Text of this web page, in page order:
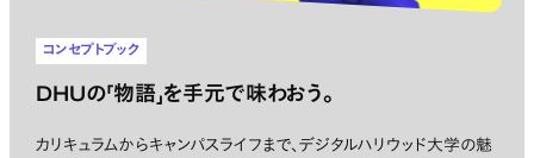
コンセプトブック
DHUの「物語」を手元で味わおう。
カリキュラムからキャンパスライフまで、デジタルハリウッド大学の魅